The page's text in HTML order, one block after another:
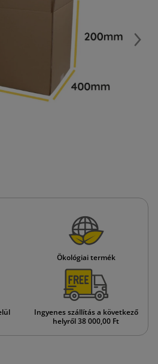
Ökológiai termék
Ingyenes szállítás a következő
helyről 38 000,00 Ft